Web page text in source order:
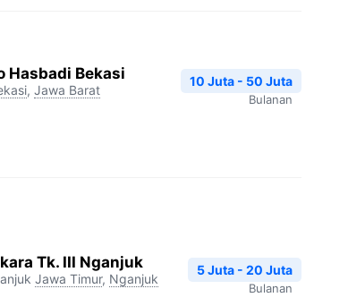
Hasbadi Bekasi
, Jawa Barat
10 Juta - 50 Juta
Bulanan
Tk. III Nganjuk
Jawa Timur, Nganjuk
5 Juta - 20 Juta
Bulanan